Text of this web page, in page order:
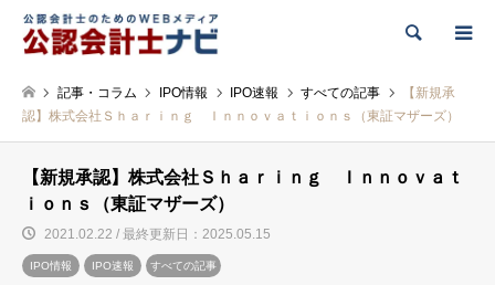
検索
記事・コラム IPO情報 IPO速報 すべての記事
【新規承
認】株式会社Ｓｈａｒｉｎｇ Ｉｎｎｏｖａｔｉｏｎｓ（東証マザーズ）
【新規承認】株式会社Ｓｈａｒｉｎｇ Ｉｎｎｏｖａｔ
ｉｏｎｓ（東証マザーズ）
2021.02.22 / 最終更新日：2025.05.15
IPO情報 IPO速報 すべての記事